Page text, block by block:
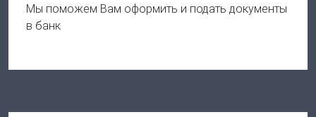
Мы поможем Вам оформить и подать документы
в банк